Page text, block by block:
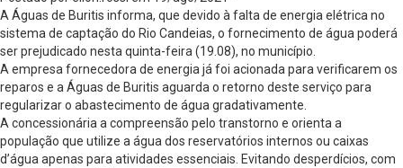
A Águas de Buritis informa, que devido à falta de energia elétrica no
sistema de captação do Rio Candeias, o fornecimento de água poderá
ser prejudicado nesta quinta-feira (19.08), no município.
A empresa fornecedora de energia já foi acionada para verificarem os
reparos e a Águas de Buritis aguarda o retorno deste serviço para
regularizar o abastecimento de água gradativamente.
A concessionária a compreensão pelo transtorno e orienta a
população que utilize a água dos reservatórios internos ou caixas
d’água apenas para atividades essenciais. Evitando desperdícios, com